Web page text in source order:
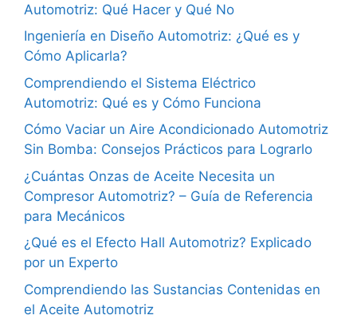
Automotriz: Qué Hacer y Qué No
Ingeniería en Diseño Automotriz: ¿Qué es y
Cómo Aplicarla?
Comprendiendo el Sistema Eléctrico
Automotriz: Qué es y Cómo Funciona
Cómo Vaciar un Aire Acondicionado Automotriz
Sin Bomba: Consejos Prácticos para Lograrlo
¿Cuántas Onzas de Aceite Necesita un
Compresor Automotriz? – Guía de Referencia
para Mecánicos
¿Qué es el Efecto Hall Automotriz? Explicado
por un Experto
Comprendiendo las Sustancias Contenidas en
el Aceite Automotriz